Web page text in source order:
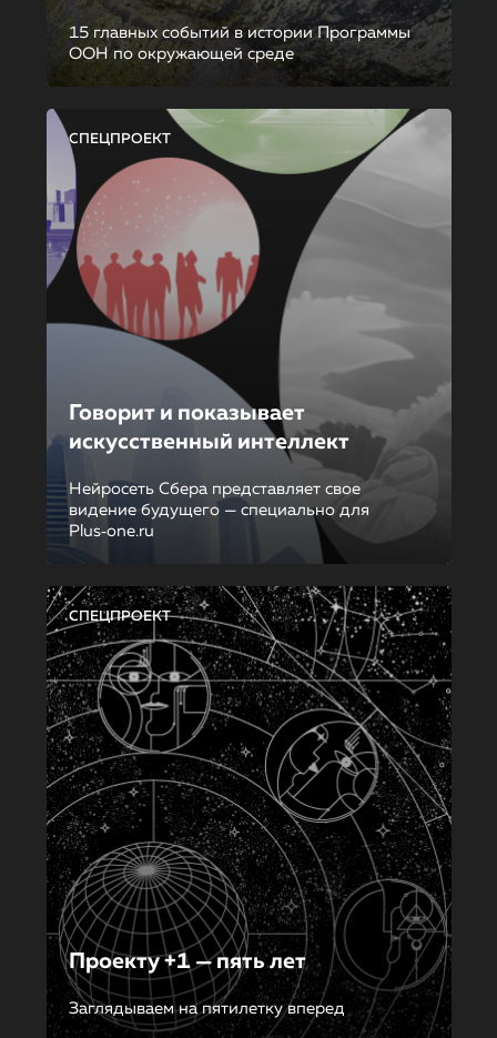
15 главных событий в истории Программы
ООН по окружающей среде
СПЕЦПРОЕКТ
Говорит и показывает
искусственный интеллект
Нейросеть Сбера представляет свое
видение будущего — специально для
Plus‑one.ru
СПЕЦПРОЕКТ
Проекту +1 — пять лет
Заглядываем на пятилетку вперед